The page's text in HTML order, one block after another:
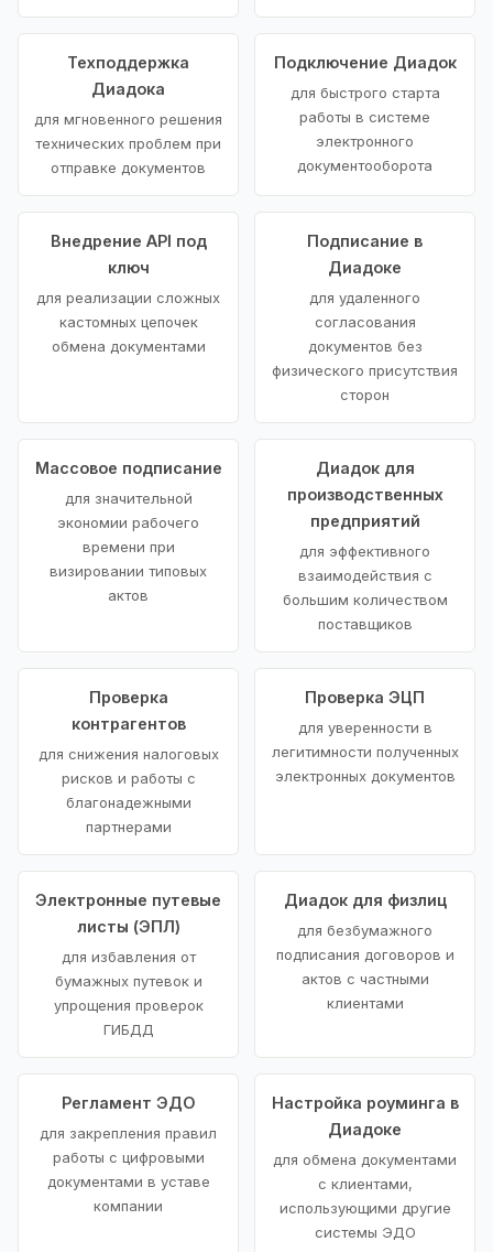
Техподдержка
Диадока
для мгновенного решения
технических проблем при
отправке документов
Подключение Диадок
для быстрого старта
работы в системе
электронного
документооборота
Внедрение API под
ключ
для реализации сложных
кастомных цепочек
обмена документами
Подписание в
Диадоке
для удаленного
согласования
документов без
физического присутствия
сторон
Массовое подписание
для значительной
экономии рабочего
времени при
визировании типовых
актов
Диадок для
производственных
предприятий
для эффективного
взаимодействия с
большим количеством
поставщиков
Проверка
контрагентов
для снижения налоговых
рисков и работы с
благонадежными
партнерами
Проверка ЭЦП
для уверенности в
легитимности полученных
электронных документов
Электронные путевые
листы (ЭПЛ)
для избавления от
бумажных путевок и
упрощения проверок
ГИБДД
Диадок для физлиц
для безбумажного
подписания договоров и
актов с частными
клиентами
Регламент ЭДО
для закрепления правил
работы с цифровыми
документами в уставе
компании
Настройка роуминга в
Диадоке
для обмена документами
с клиентами,
использующими другие
системы ЭДО